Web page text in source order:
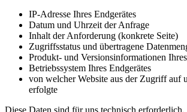
IP-Adresse Ihres Endgerätes
Datum und Uhrzeit der Anfrage
Inhalt der Anforderung (konkrete Seite)
Zugriffsstatus und übertragene
Produkt- und Versionsinformationen
Betriebssystem Ihres Endgerätes
von welcher Website aus der Zugriff auf
erfolgte